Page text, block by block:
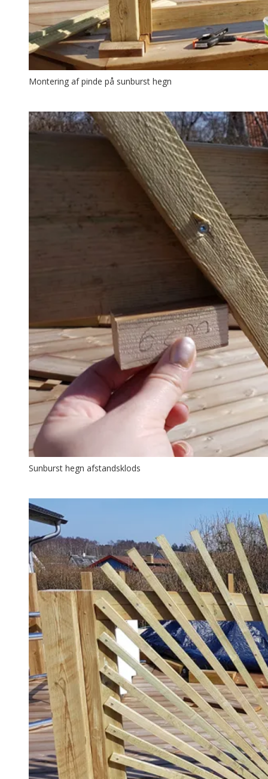
Montering af pinde på sunburst hegn
Sunburst hegn afstandsklods